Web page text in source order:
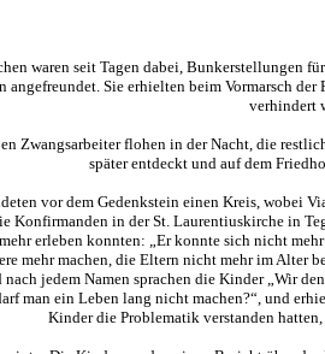
waren seit Tagen dabei, Bunkerstellungen
angefreundet. Sie erhielten beim Vormarsch
verhindert
Zwangsarbeiter flohen in der Nacht, die
später entdeckt und auf dem
vor dem Gedenkstein einen Kreis, wobei
Konfirmanden in der St. Laurentiuskirche in
erleben konnten: „Er konnte sich nicht
mehr machen, die Eltern nicht mehr im Alter
nach jedem Namen sprachen die Kinder „Wir
man ein Leben lang nicht machen?“, und
Kinder die Problematik verstanden